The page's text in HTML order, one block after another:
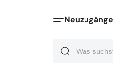
Neuzugänge
Suche